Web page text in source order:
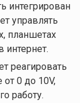
интегрирован
управлять
планшетах
интернет.
реагировать
0 до 10V,
работу.
обработки